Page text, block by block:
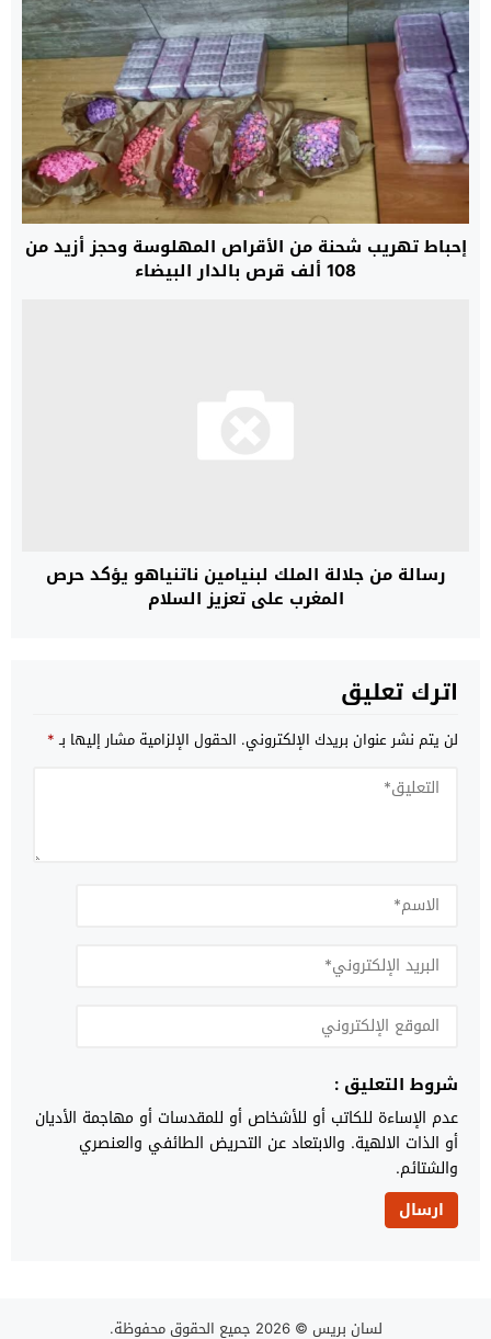
إحباط تهريب شحنة من الأقراص المهلوسة وحجز أزيد من
108 ألف قرص بالدار البيضاء
رسالة من جلالة الملك لبنيامين ناتنياهو يؤكد حرص
المغرب على تعزيز السلام
اترك تعليق
لن يتم نشر عنوان بريدك الإلكتروني. الحقول الإلزامية مشار إليها بـ*
شروط التعليق :
عدم الإساءة للكاتب أو للأشخاص أو للمقدسات أو مهاجمة الأديان
أو الذات الالهية. والابتعاد عن التحريض الطائفي والعنصري
والشتائم.
لسان بريس © 2026 جميع الحقوق محفوظة.